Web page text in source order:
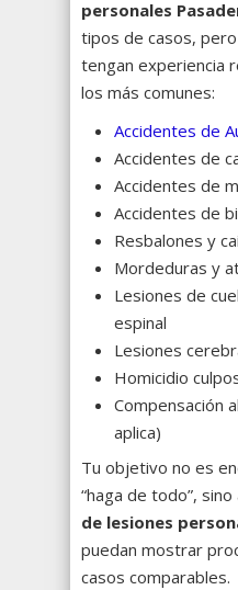
personales
tipos de casos,
tengan experiencia
los más comunes:
Accidentes de
Accidentes de
Accidentes de
Accidentes de
Resbalones y
Mordeduras y
Lesiones de
espinal
Lesiones
Homicidio
Compensación
aplica)
Tu objetivo no es
“haga de todo”, sino
de lesiones
puedan mostrar
casos comparables.